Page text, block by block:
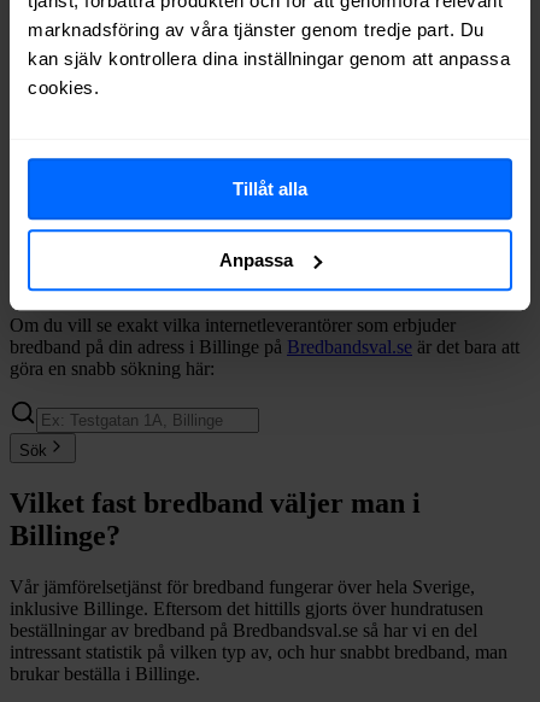
marknadsföring av våra tjänster genom tredje part. Du
kan själv kontrollera dina inställningar genom att anpassa
cookies.
Tillåt alla
Anpassa
Ownit
Telia
Fiber
75%
Boxer
Fiber
73%
Tele2
Trygg Surf
Fiber
33%
Om du vill se exakt vilka internetleverantörer som erbjuder
bredband på din adress i Billinge på Bredbandsval.se är det bara att
göra en snabb sökning här:
Sök
Vilket fast bredband väljer man i
Billinge?
Vår jämförelsetjänst för bredband fungerar över hela Sverige,
inklusive Billinge. Eftersom det hittills gjorts över hundratusen
beställningar av bredband på Bredbandsval.se så har vi en del
intressant statistik på vilken typ av, och hur snabbt bredband, man
brukar beställa i Billinge.